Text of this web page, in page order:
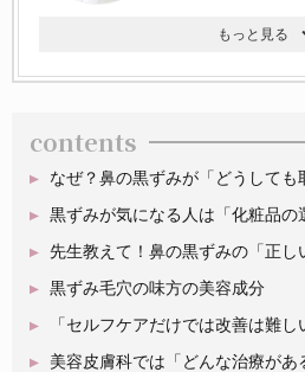
contents
なぜ？鼻の黒ずみが「どうしても
黒ずみが気になる人は「化粧品の
先生教えて！鼻の黒ずみの「正し
黒ずみ毛穴の味方の美容成分
「セルフケアだけでは改善は難し
美容皮膚科では「どんな治療があ